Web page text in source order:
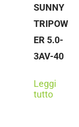
SUNNY
TRIPOW
ER 5.0-
3AV-40
Leggi
tutto